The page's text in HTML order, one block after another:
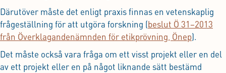
Därutöver måste det enligt praxis finnas en vetenskaplig
frågeställning för att utgöra forskning (beslut Ö 31–2013
från Överklagandenämnden för etikprövning, Önep).
Det måste också vara fråga om ett visst projekt eller en del
av ett projekt eller en på något liknande sätt bestämd